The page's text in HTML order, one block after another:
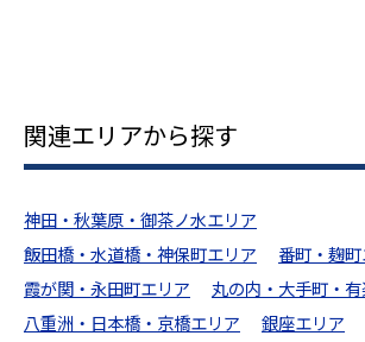
関連エリアから探す
神田・秋葉原・御茶ノ水エリア
飯田橋・水道橋・神保町エリア
番町・麹
霞が関・永田町エリア
丸の内・大手町・
八重洲・日本橋・京橋エリア
銀座エリア